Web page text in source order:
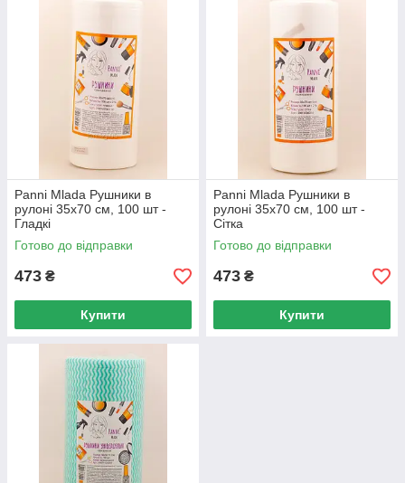
Panni Mlada Рушники в
рулоні 35х70 см, 100 шт -
Гладкі
Готово до відправки
473 ₴
Купити
Panni Mlada Рушники в
рулоні 35х70 см, 100 шт -
Сітка
Готово до відправки
473 ₴
Купити